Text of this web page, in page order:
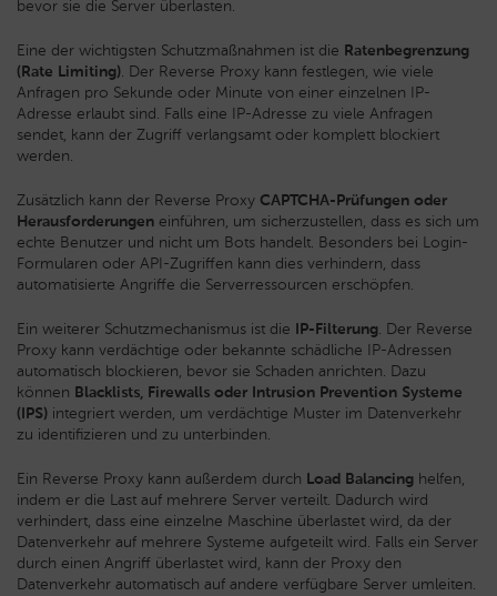
bevor sie die Server überlasten.
Eine der wichtigsten Schutzmaßnahmen ist die Ratenbegrenzung
(Rate Limiting). Der Reverse Proxy kann festlegen, wie viele
Anfragen pro Sekunde oder Minute von einer einzelnen IP-
Adresse erlaubt sind. Falls eine IP-Adresse zu viele Anfragen
sendet, kann der Zugriff verlangsamt oder komplett blockiert
werden.
Zusätzlich kann der Reverse Proxy CAPTCHA-Prüfungen oder
Herausforderungen einführen, um sicherzustellen, dass es sich um
echte Benutzer und nicht um Bots handelt. Besonders bei Login-
Formularen oder API-Zugriffen kann dies verhindern, dass
automatisierte Angriffe die Serverressourcen erschöpfen.
Ein weiterer Schutzmechanismus ist die IP-Filterung. Der Reverse
Proxy kann verdächtige oder bekannte schädliche IP-Adressen
automatisch blockieren, bevor sie Schaden anrichten. Dazu
können Blacklists, Firewalls oder Intrusion Prevention Systeme
(IPS) integriert werden, um verdächtige Muster im Datenverkehr
zu identifizieren und zu unterbinden.
Ein Reverse Proxy kann außerdem durch Load Balancing helfen,
indem er die Last auf mehrere Server verteilt. Dadurch wird
verhindert, dass eine einzelne Maschine überlastet wird, da der
Datenverkehr auf mehrere Systeme aufgeteilt wird. Falls ein Server
durch einen Angriff überlastet wird, kann der Proxy den
Datenverkehr automatisch auf andere verfügbare Server umleiten.